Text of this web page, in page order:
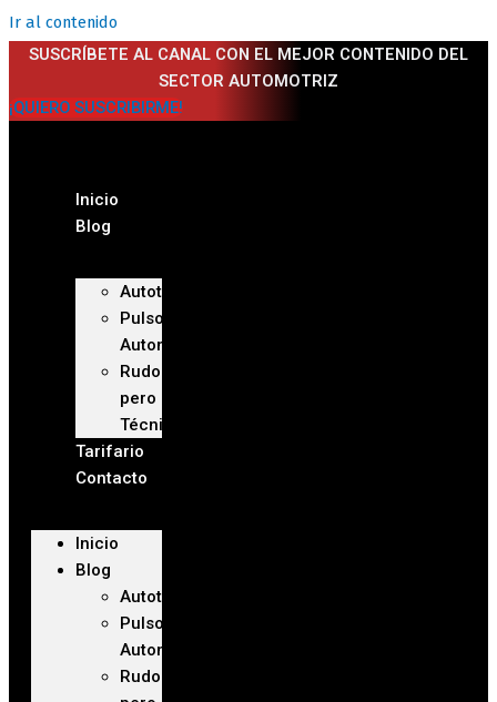
Ir al contenido
SUSCRÍBETE AL CANAL CON EL MEJOR CONTENIDO DEL
SECTOR AUTOMOTRIZ
¡QUIERO SUSCRIBIRME!
Inicio
Blog
Autoteca
Pulso
Automotriz
Rudo
pero
Técnico
Tarifario
Contacto
Inicio
Blog
Autoteca
Pulso
Automotriz
Rudo